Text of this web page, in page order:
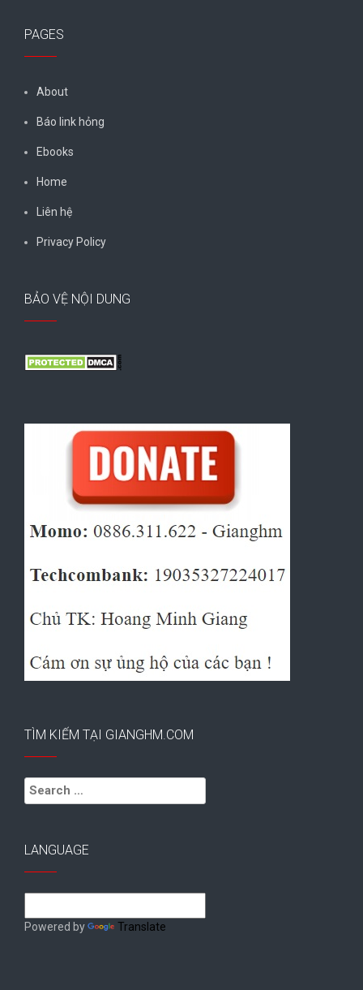
PAGES
About
Báo link hỏng
Ebooks
Home
Liên hệ
Privacy Policy
BẢO VỆ NỘI DUNG
TÌM KIẾM TẠI GIANGHM.COM
Search
for:
LANGUAGE
Powered by Translate